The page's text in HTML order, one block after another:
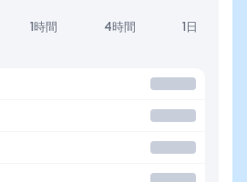
1時間 4時間 1日